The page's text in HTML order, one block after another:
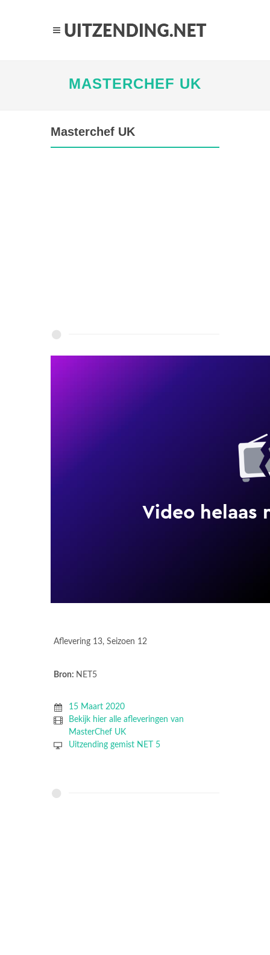
MASTERCHEF UK
Masterchef UK
Aflevering 13, Seizoen 12
Bron: NET5
15 Maart 2020
Bekijk hier alle afleveringen van
MasterChef UK
Uitzending gemist NET 5